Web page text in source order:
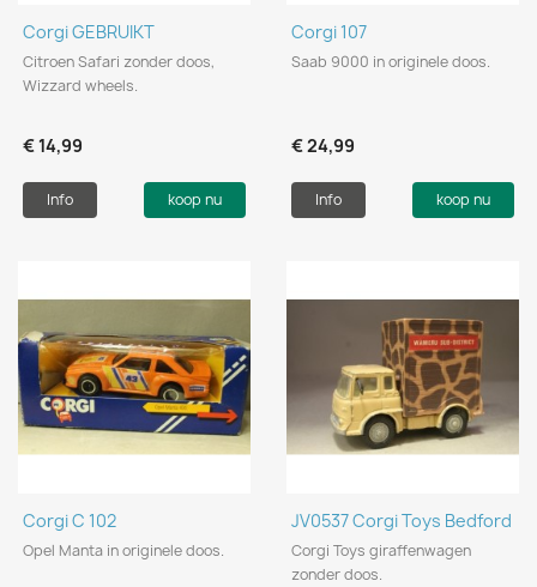
Corgi GEBRUIKT
Citroen Safari zonder doos,
Wizzard wheels.
€ 14,99
Info koop nu
Corgi 107
Saab 9000 in originele doos.
€ 24,99
Info koop nu
Corgi C 102
Opel Manta in originele doos.
JV0537 Corgi Toys Bedford
Corgi Toys giraffenwagen
zonder doos.